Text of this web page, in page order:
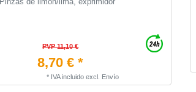
PVP 11,10 €
8,70 € *
* IVA incluido excl. Envío